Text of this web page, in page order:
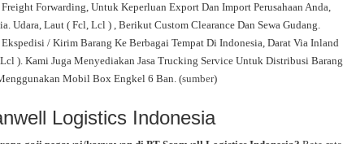
Forwarding, Untuk Keperluan Export Dan Import Perusahaan Anda,
Udara, Laut ( Fcl, Lcl ) , Berikut Custom Clearance Dan Sewa Gudang.
/ Kirim Barang Ke Berbagai Tempat Di Indonesia, Darat Via Inland
). Kami Juga Menyediakan Jasa Trucking Service Untuk Distribusi Barang
Mobil Box Engkel 6 Ban. (sumber)
Logistics Indonesia